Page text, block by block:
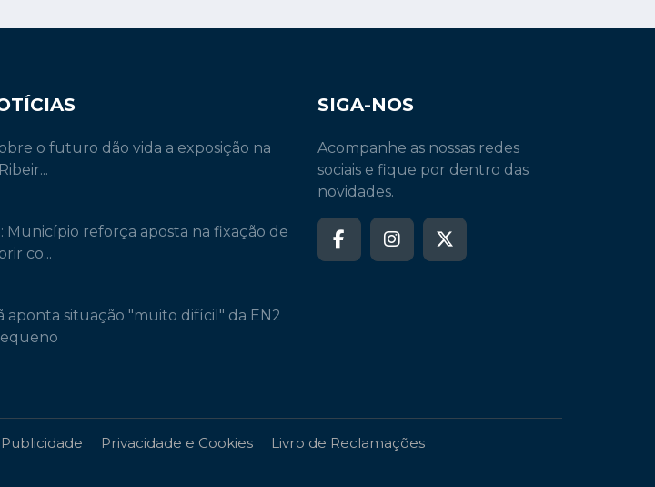
o futuro dão vida a exposição na
Município reforça aposta na fixação de
co...
aponta situação "muito difícil" da EN2
SIGA-NOS
Acompanhe as nossas redes
sociais e fique por dentro das
novidades.
Publicidade Privacidade e Cookies Livro de Reclamações